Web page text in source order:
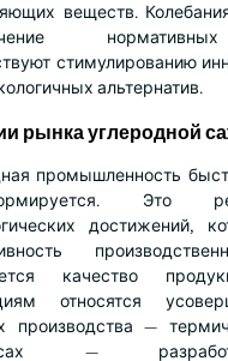
веществ.
стимулированию
альтернатив.
рынка углеродной
промышленность
Это
достижений,
качество
относятся
производства —
—